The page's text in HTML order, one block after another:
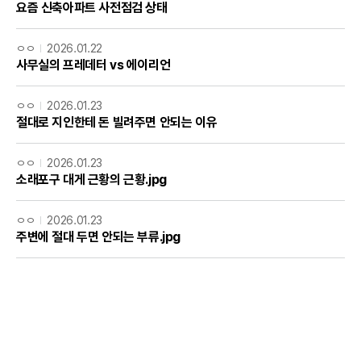
요즘 신축아파트 사전점검 상태
ㅇㅇ 2026.01.22
사무실의 프레데터 vs 에이리언
ㅇㅇ 2026.01.23
절대로 지인한테 돈 빌려주면 안되는 이유
ㅇㅇ 2026.01.23
소래포구 대게 근황의 근황.jpg
ㅇㅇ 2026.01.23
주변에 절대 두면 안되는 부류.jpg